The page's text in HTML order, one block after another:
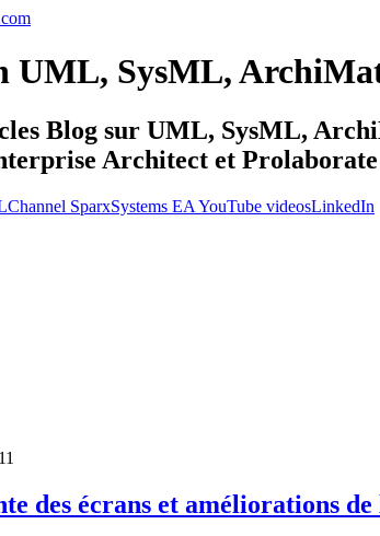
UML, SysML,
Blog sur UML, SysML,
Architect et Prolaborate
SparxSystems EA YouTube videosLinkedIn
des écrans et améliorations